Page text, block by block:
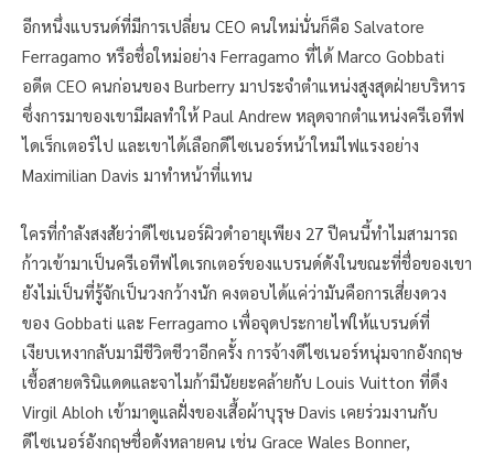
อีกหนึ่งแบรนด์ที่มีการเปลี่ยน CEO คนใหม่นั่นก็คือ Salvatore
Ferragamo หรือชื่อใหม่อย่าง Ferragamo ที่ได้ Marco Gobbati
อดีต CEO คนก่อนของ Burberry มาประจำตำแหน่งสูงสุดฝ่ายบริหาร
ซึ่งการมาของเขามีผลทำให้ Paul Andrew หลุดจากตำแหน่งครีเอทีฟ
ไดเร็กเตอร์ไป และเขาได้เลือกดีไซเนอร์หน้าใหม่ไฟแรงอย่าง
Maximilian Davis มาทำหน้าที่แทน
ใครที่กำลังสงสัยว่าดีไซเนอร์ผิวดำอายุเพียง 27 ปีคนนี้ทำไมสามารถ
ก้าวเข้ามาเป็นครีเอทีฟไดเรกเตอร์ของแบรนด์ดังในขณะที่ชื่อของเขา
ยังไม่เป็นที่รู้จักเป็นวงกว้างนัก คงตอบได้แค่ว่ามันคือการเสี่ยงดวง
ของ Gobbati และ Ferragamo เพื่อจุดประกายไฟให้แบรนด์ที่
เงียบเหงากลับมามีชีวิตชีวาอีกครั้ง การจ้างดีไซเนอร์หนุ่มจากอังกฤษ
เชื้อสายตรินิแดดและจาไมก้ามีนัยยะคล้ายกับ Louis Vuitton ที่ดึง
Virgil Abloh เข้ามาดูแลฝั่งของเสื้อผ้าบุรุษ Davis เคยร่วมงานกับ
ดีไซเนอร์อังกฤษชื่อดังหลายคน เช่น Grace Wales Bonner,